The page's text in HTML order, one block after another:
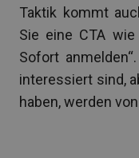
Taktik kommt
Sie eine CTA
Sofort
interessiert sind,
haben, werden